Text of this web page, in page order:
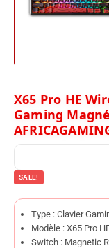
X65 Pro HE Wireless Rapid Trigger Clavier
Gaming
SALE!
Type : Clavier
Modèle : X65 Pro
Switch : Magnetic